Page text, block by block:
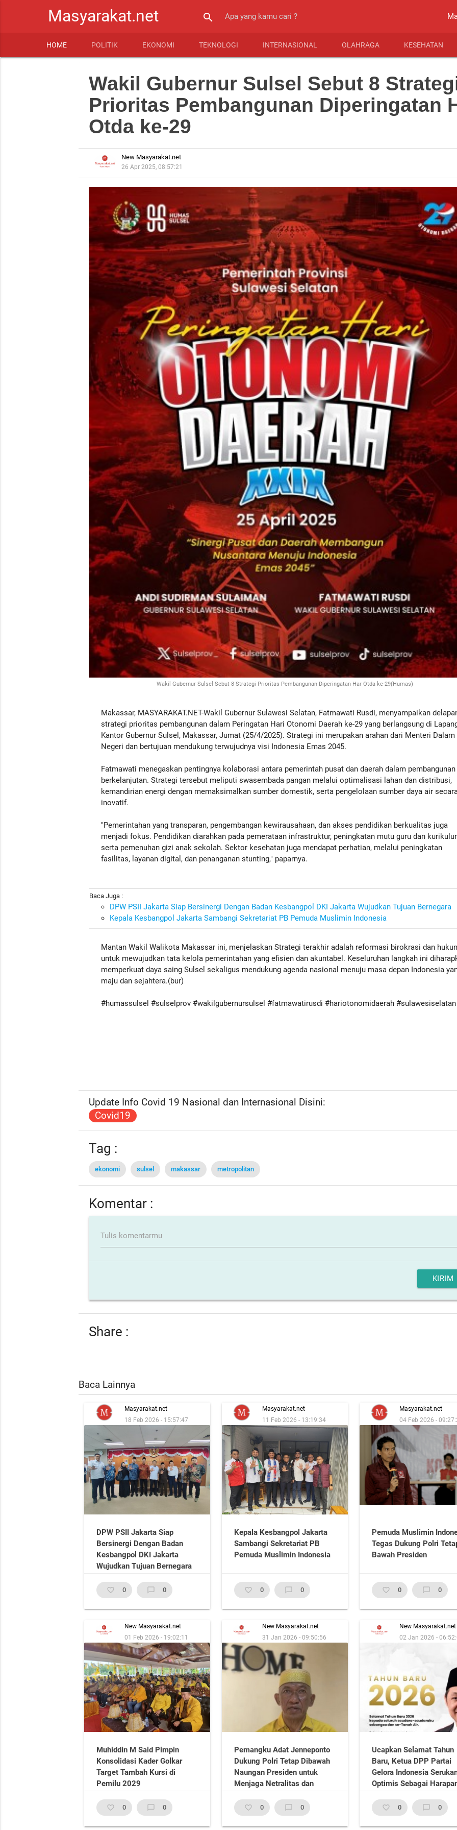
Masyarakat.net search
HOME POLITIK EKONOMI TEKNOLOGI INTERNASIONAL OLAHRAGA KESEHATAN
Wakil Gubernur Sulsel Sebut 8
Prioritas Pembangunan Diperingatan
Otda ke-29
New Masyarakat.net
26 Apr 2025, 08:57:21
Wakil Gubernur Sulsel Sebut 8 Strategi Prioritas Pembangunan Diperingatan Har Otda ke-29(Humas)
Makassar, MASYARAKAT.NET-Wakil Gubernur Sulawesi Selatan, Fatmawati Rusdi, menyampaikan
strategi prioritas pembangunan dalam Peringatan Hari Otonomi Daerah ke-29 yang berlangsung di
Kantor Gubernur Sulsel, Makassar, Jumat (25/4/2025). Strategi ini merupakan arahan dari Menteri Dalam
Negeri dan bertujuan mendukung terwujudnya visi Indonesia Emas 2045.
Fatmawati menegaskan pentingnya kolaborasi antara pemerintah pusat dan daerah dalam pembangunan
berkelanjutan. Strategi tersebut meliputi swasembada pangan melalui optimalisasi lahan dan distribusi,
kemandirian energi dengan memaksimalkan sumber domestik, serta pengelolaan sumber daya air
inovatif.
"Pemerintahan yang transparan, pengembangan kewirausahaan, dan akses pendidikan berkualitas juga
menjadi fokus. Pendidikan diarahkan pada pemerataan infrastruktur, peningkatan mutu guru dan
serta pemenuhan gizi anak sekolah. Sektor kesehatan juga mendapat perhatian, melalui peningkatan
fasilitas, layanan digital, dan penanganan stunting," paparnya.
Baca Juga :
DPW PSII Jakarta Siap Bersinergi Dengan Badan Kesbangpol DKI Jakarta Wujudkan Tujuan Bernegara
Kepala Kesbangpol Jakarta Sambangi Sekretariat PB Pemuda Muslimin Indonesia
Mantan Wakil Walikota Makassar ini, menjelaskan Strategi terakhir adalah reformasi birokrasi dan
untuk mewujudkan tata kelola pemerintahan yang efisien dan akuntabel. Keseluruhan langkah ini
memperkuat daya saing Sulsel sekaligus mendukung agenda nasional menuju masa depan Indonesia
maju dan sejahtera.(bur)
#humassulsel #sulselprov #wakilgubernursulsel #fatmawatirusdi #hariotonomidaerah #sulawesiselatan
Update Info Covid 19 Nasional dan Internasional Disini:
Covid19
Tag :
ekonomi sulsel makassar metropolitan
Komentar :
Tulis komentarmu
KIRIM
Share :
Baca Lainnya
Masyarakat.net
18 Feb 2026 - 15:57:47
DPW PSII Jakarta Siap
Bersinergi Dengan Badan
Kesbangpol DKI Jakarta
Wujudkan Tujuan Bernegara
favorite_border 0 chat_bubble_outline 0
Masyarakat.net
11 Feb 2026 - 13:19:34
Kepala Kesbangpol Jakarta
Sambangi Sekretariat PB
Pemuda Muslimin Indonesia
favorite_border 0 chat_bubble_outline 0
Masyarakat.net
04 Feb 2026 -
Pemuda Muslimin
Tegas Dukung Polri
Bawah Presiden
favorite_border 0 chat_bubble_outline 0
New Masyarakat.net
01 Feb 2026 - 19:02:11
Muhiddin M Said Pimpin
Konsolidasi Kader Golkar
Target Tambah Kursi di
Pemilu 2029
favorite_border 0 chat_bubble_outline 0
New Masyarakat.net
31 Jan 2026 - 09:50:56
Pemangku Adat Jenneponto
Dukung Polri Tetap Dibawah
Naungan Presiden untuk
Menjaga Netralitas dan
favorite_border 0 chat_bubble_outline 0
New Masyarakat.net
02 Jan 2026 -
Ucapkan Selamat Tahun
Baru, Ketua DPP Partai
Gelora Indonesia
Optimis Sebagai
favorite_border 0 chat_bubble_outline 0